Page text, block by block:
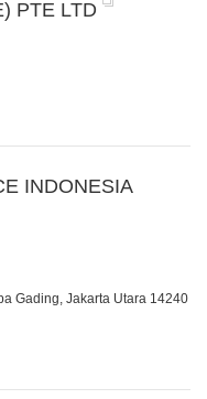
PTE LTD
INDONESIA
Gading, Jakarta Utara 14240